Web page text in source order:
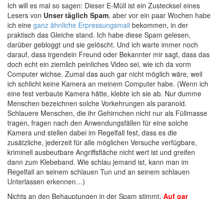
Ich will es mal so sagen: Dieser E-Müll ist ein Zustecksel eines
Lesers von Unser täglich Spam, aber vor ein paar Wochen habe
ich eine ganz ähnliche Erpressungsmail bekommen, in der
praktisch das Gleiche stand. Ich habe diese Spam gelesen,
darüber gebloggt und sie gelöscht. Und ich warte immer noch
darauf, dass irgendein Freund oder Bekannter mir sagt, dass das
doch echt ein ziemlich peinliches Video sei, wie ich da vorm
Computer wichse. Zumal das auch gar nicht möglich wäre, weil
ich schlicht keine Kamera an meinem Computer habe. (Wenn ich
eine fest verbaute Kamera hätte, klebte ich sie ab. Nur dumme
Menschen bezeichnen solche Vorkehrungen als paranoid.
Schlauere Menschen, die ihr Gehirnchen nicht nur als Füllmasse
tragen, fragen nach den Anwendungsfällen für eine solche
Kamera und stellen dabei im Regelfall fest, dass es die
zusätzliche, jederzeit für alle möglichen Versuche verfügbare,
kriminell ausbeutbare Angriffsfläche nicht wert ist und greifen
dann zum Klebeband. Wie schlau jemand ist, kann man im
Regelfall an seinem schlauen Tun und an seinem schlauen
Unterlassen erkennen…)
Nichts an den Behauptungen in der Spam stimmt. Auf gar